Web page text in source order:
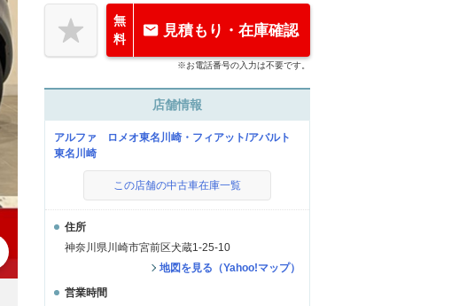
無
料
見積もり・在庫確認
※お電話番号の入力は不要です。
店舗情報
アルファ ロメオ東名川崎・フィアット/アバルト
東名川崎
この店舗の中古車在庫一覧
住所
神奈川県川崎市宮前区犬蔵1-25-10
地図を見る（Yahoo!マップ）
営業時間